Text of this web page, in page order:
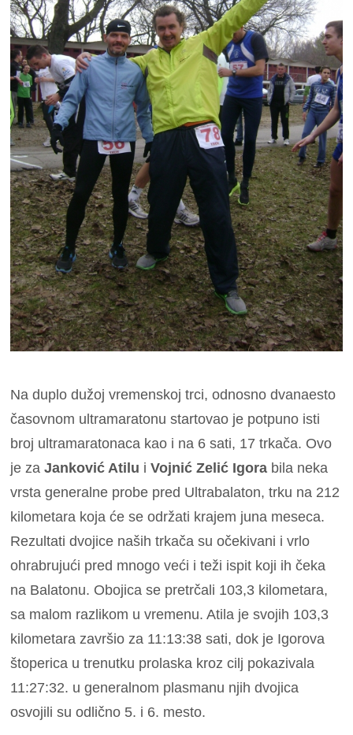
Na duplo dužoj vremenskoj trci, odnosno dvanaesto
časovnom ultramaratonu startovao je potpuno isti
broj ultramaratonaca kao i na 6 sati, 17 trkača. Ovo
je zaJanković Atilu iVojnić Zelić Igora bila neka
vrsta generalne probe pred Ultrabalaton, trku na 212
kilometara koja će se održati krajem juna meseca.
Rezultati dvojice naših trkača su očekivani i vrlo
ohrabrujući pred mnogo veći i teži ispit koji ih čeka
na Balatonu. Obojica se pretrčali 103,3 kilometara,
sa malom razlikom u vremenu. Atila je svojih 103,3
kilometara završio za 11:13:38 sati, dok je Igorova
štoperica u trenutku prolaska kroz cilj pokazivala
11:27:32. u generalnom plasmanu njih dvojica
osvojili su odlično 5. i 6. mesto.